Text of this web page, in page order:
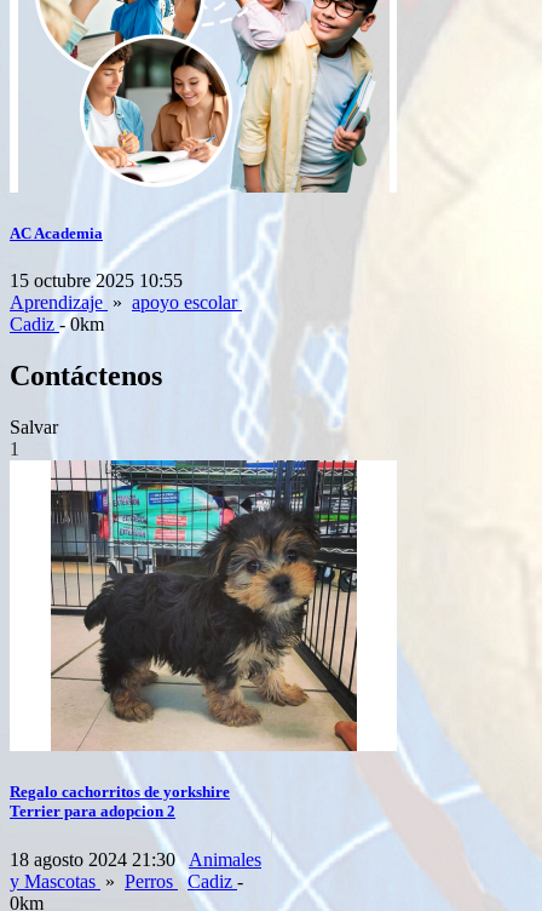
AC Academia
15 octubre 2025 10:55
Aprendizaje » apoyo escolar
Cadiz - 0km
Contáctenos
Salvar
1
Regalo cachorritos de yorkshire
Terrier para adopcion 2
18 agosto 2024 21:30 Animales
y Mascotas » Perros Cadiz -
0km